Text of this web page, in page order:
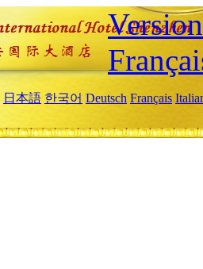
日本語 한국어 Deutsch Français